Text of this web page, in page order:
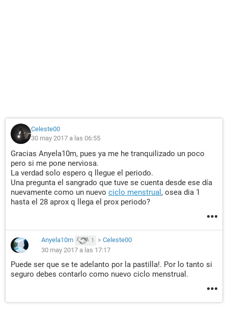
Celeste00
30 may 2017 a las 06:55
Gracias Anyela10m, pues ya me he tranquilizado un poco
pero si me pone nerviosa.
La verdad solo espero q llegue el periodo.
Una pregunta el sangrado que tuve se cuenta desde ese día
nuevamente como un nuevo ciclo menstrual , osea dia 1
hasta el 28 aprox q llega el prox periodo?
Anyela10m 1 > Celeste00
30 may 2017 a las 17:17
Puede ser que se te adelanto por la pastilla!. Por lo tanto si
seguro debes contarlo como nuevo ciclo menstrual.